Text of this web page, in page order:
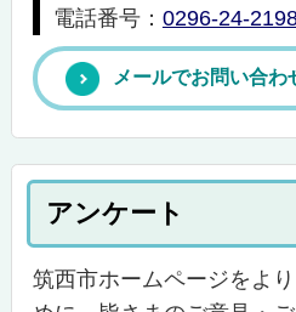
電話番号： 0296-24-
メールでお問い合わ
アンケート
筑西市ホームページをよ